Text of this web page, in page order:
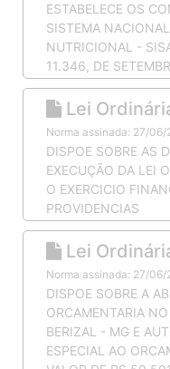
ESTABELECE OS
SISTEMA
NUTRICIONAL -
11.346, DE
Lei
Norma assinada: 27/06/
DISPOE SOBRE AS
EXECUÇÃO DA LEI
O EXERCICIO
PROVIDENCIAS
Lei
Norma assinada: 27/06/
DISPOE SOBRE A
ORCAMENTARIA
BERIZAL - MG E
ESPECIAL AO